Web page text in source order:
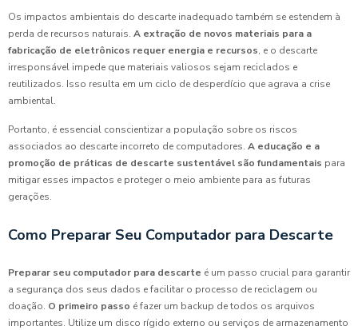
Os impactos ambientais do descarte inadequado também se estendem à
perda de recursos naturais. A extração de novos materiais para a
fabricação de eletrônicos requer energia e recursos, e o descarte
irresponsável impede que materiais valiosos sejam reciclados e
reutilizados. Isso resulta em um ciclo de desperdício que agrava a crise
ambiental.
Portanto, é essencial conscientizar a população sobre os riscos
associados ao descarte incorreto de computadores. A educação e a
promoção de práticas de descarte sustentável são fundamentais para
mitigar esses impactos e proteger o meio ambiente para as futuras
gerações.
Como Preparar Seu Computador para Descarte
Preparar seu computador para descarte é um passo crucial para garantir
a segurança dos seus dados e facilitar o processo de reciclagem ou
doação. O primeiro passo é fazer um backup de todos os arquivos
importantes. Utilize um disco rígido externo ou serviços de armazenamento